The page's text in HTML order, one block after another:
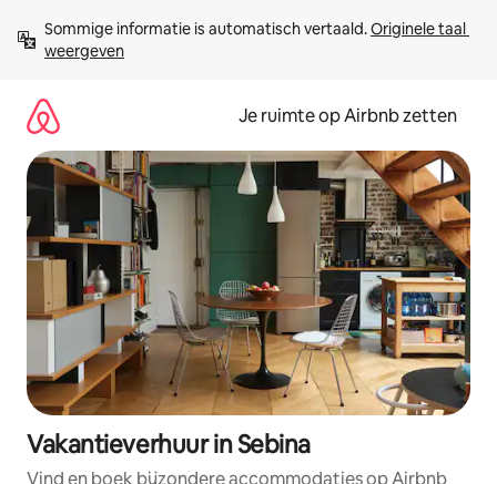
direct
naar
Sommige informatie is automatisch vertaald. Originele taal
weergeven
Je ruimte op Airbnb zetten
Vakantieverhuur in Sebina
Vind en boek bijzondere accommodaties op Airbnb